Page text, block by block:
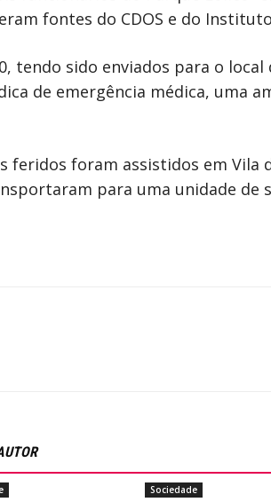
fontes do CDOS e do
tendo sido enviados para o
de emergência médica, uma
feridos foram assistidos em
para uma unidade de
Sociedade